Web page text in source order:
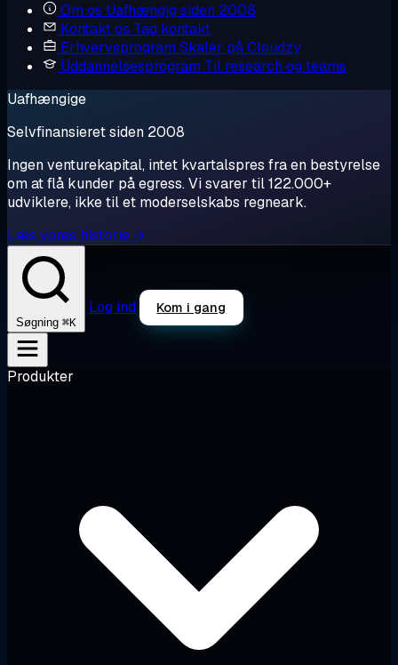
Om os Uafhængig siden 2008
Kontakt os Tag kontakt
Erhvervsprogram Skalér på Cloudzy
Uddannelsesprogram Til research og teams
Uafhængige
Selvfinansieret siden 2008
Ingen venturekapital, intet kvartalspres fra en bestyrelse
om at flå kunder på egress. Vi svarer til 122.000+
udviklere, ikke til et moderselskabs regneark.
Læs vores historie →
Søgning ⌘K
Log ind Kom i gang
Produkter